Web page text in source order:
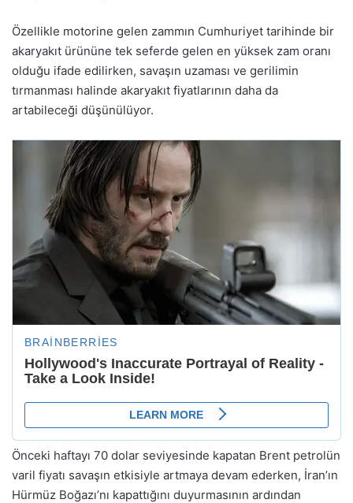
Özellikle motorine gelen zammın Cumhuriyet tarihinde bir
akaryakıt ürününe tek seferde gelen en yüksek zam oranı
olduğu ifade edilirken, savaşın uzaması ve gerilimin
tırmanması halinde akaryakıt fiyatlarının daha da
artabileceği düşünülüyor.
Önceki haftayı 70 dolar seviyesinde kapatan Brent petrolün
varil fiyatı savaşın etkisiyle artmaya devam ederken, İran’ın
Hürmüz Boğazı’nı kapattığını duyurmasının ardından